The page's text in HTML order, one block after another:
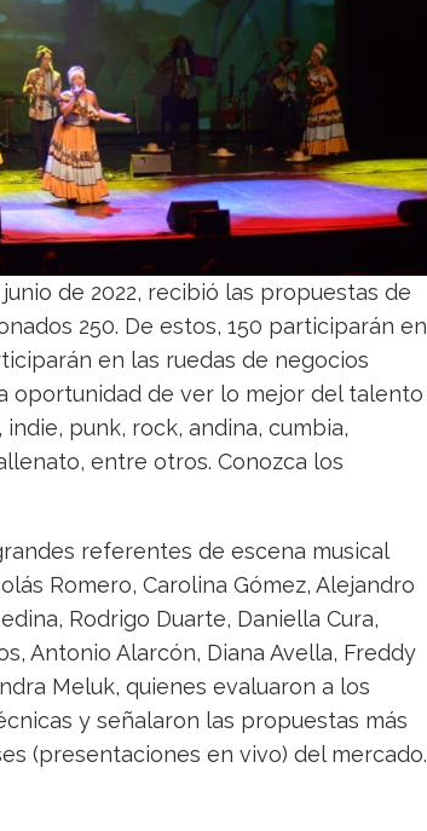
de 2022, recibió las propuestas de
250. De estos, 150 participarán en
en las ruedas de negocios
oportunidad de ver lo mejor del talento
punk, rock, andina, cumbia,
entre otros. Conozca los
referentes de escena musical
Romero, Carolina Gómez, Alejandro
Rodrigo Duarte, Daniella Cura,
Antonio Alarcón, Diana Avella, Freddy
Meluk, quienes evaluaron a los
y señalaron las propuestas más
(presentaciones en vivo) del mercado.